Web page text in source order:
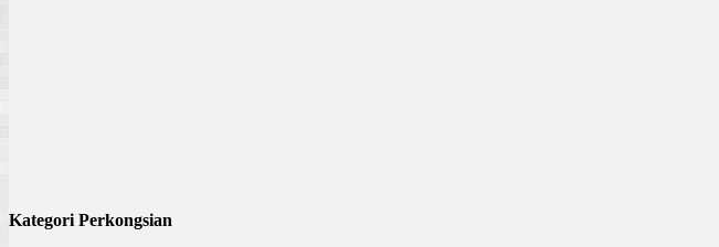
Kategori Perkongsian